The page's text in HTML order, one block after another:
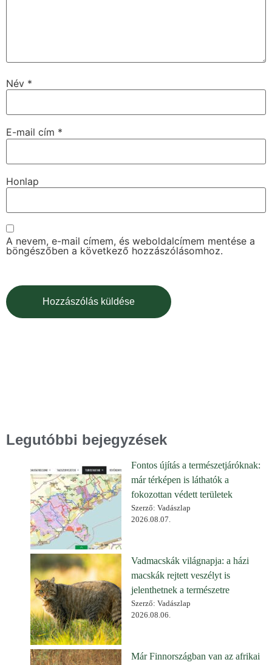
Név *
E-mail cím *
Honlap
A nevem, e-mail címem, és weboldalcímem mentése a
böngészőben a következő hozzászólásomhoz.
Legutóbbi bejegyzések
Fontos újítás a természetjáróknak:
már térképen is láthatók a
fokozottan védett területek
Szerző: Vadászlap
2026.08.07.
Vadmacskák világnapja: a házi
macskák rejtett veszélyt is
jelenthetnek a természetre
Szerző: Vadászlap
2026.08.06.
Már Finnországban van az afrikai